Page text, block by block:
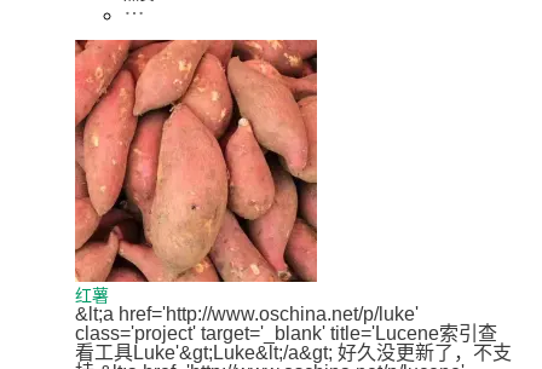
红薯
&lt;a href='http://www.oschina.net/p/luke'
class='project' target='_blank' title='Lucene索引查
看工具Luke'&gt;Luke&lt;/a&gt; 好久没更新了，不支